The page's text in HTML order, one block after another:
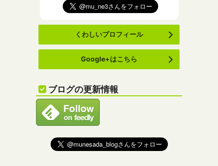
くわしいプロフィール
Google+はこちら
ブログの更新情報